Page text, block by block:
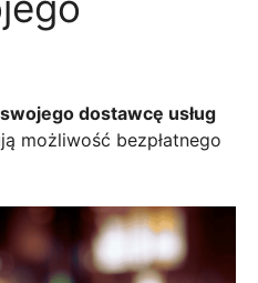
swojego dostawcę usług
możliwość bezpłatnego